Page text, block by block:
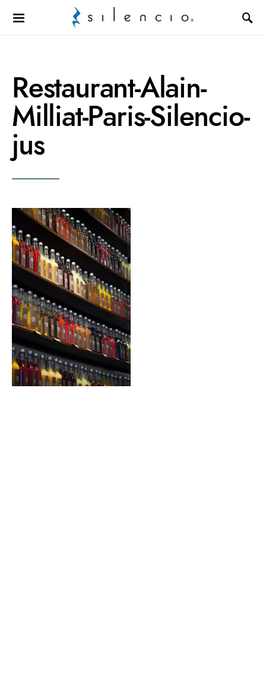
Search for:
Restaurant-Alain-
Milliat-Paris-Silencio-
jus